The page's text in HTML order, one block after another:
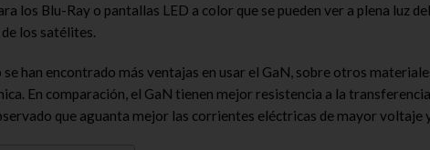
los Blu-Ray o pantallas LED a color que se pueden ver a plena luz
los satélites.
se han encontrado más ventajas en usar el GaN, sobre otros
En comparación, el GaN tienen mejor resistencia a la
que aguanta mejor las corrientes eléctricas de mayor voltaje